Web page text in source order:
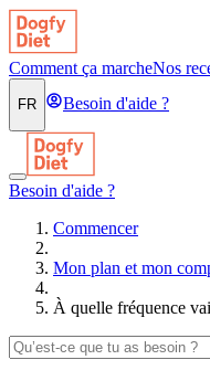
Comment ça marcheNos
FR Besoin d'aide ?
Besoin d'aide ?
Commencer
Mon plan et mon
À quelle fréquence